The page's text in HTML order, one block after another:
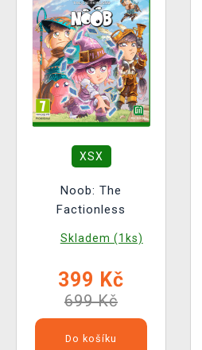
XSX
Noob: The
Factionless
Skladem (1ks)
399 Kč
699 Kč
Do košíku